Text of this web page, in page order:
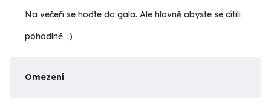
Na večeři se hoďte do gala. Ale hlavně abyste se cítili
pohodlně. :)
Omezení